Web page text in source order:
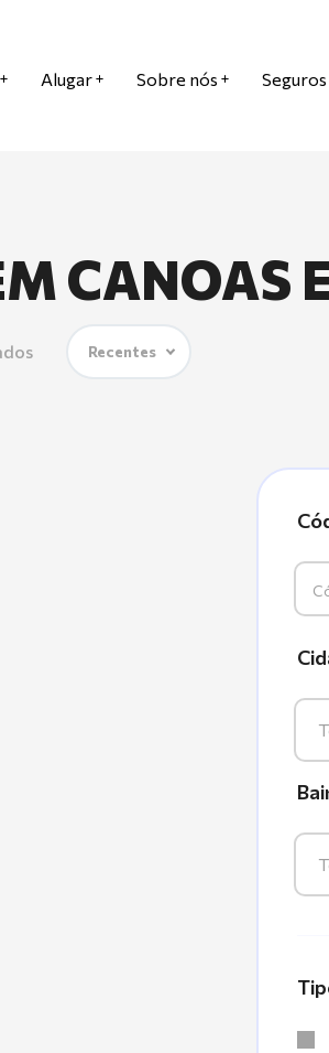
Alugar Sobre nós Seguros
CANOAS
Recentes